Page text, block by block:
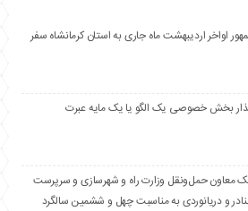
اواخر اردیبهشت ماه جاری به استان کرمانشاه سفر
بخش خصوصی یک الگو یا یک مایه عبرت
معاون حمل‌ونقل وزارت راه و شهرسازی و سرپرست
و دریانوردی به مناسبت چهل و ششمین سالگرد